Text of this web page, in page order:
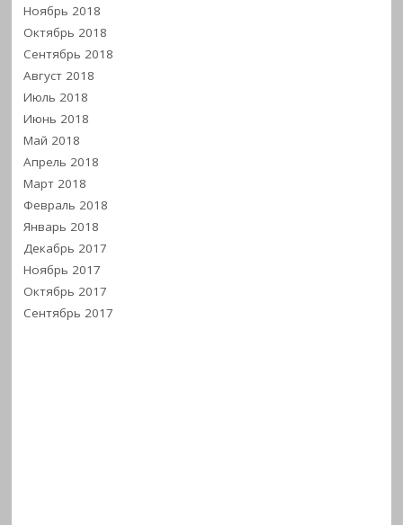
Ноябрь 2018
Октябрь 2018
Сентябрь 2018
Август 2018
Июль 2018
Июнь 2018
Май 2018
Апрель 2018
Март 2018
Февраль 2018
Январь 2018
Декабрь 2017
Ноябрь 2017
Октябрь 2017
Сентябрь 2017